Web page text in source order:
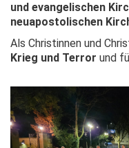
und evangelischen
neuapostolischen
Als Christinnen und
Krieg und Terror und